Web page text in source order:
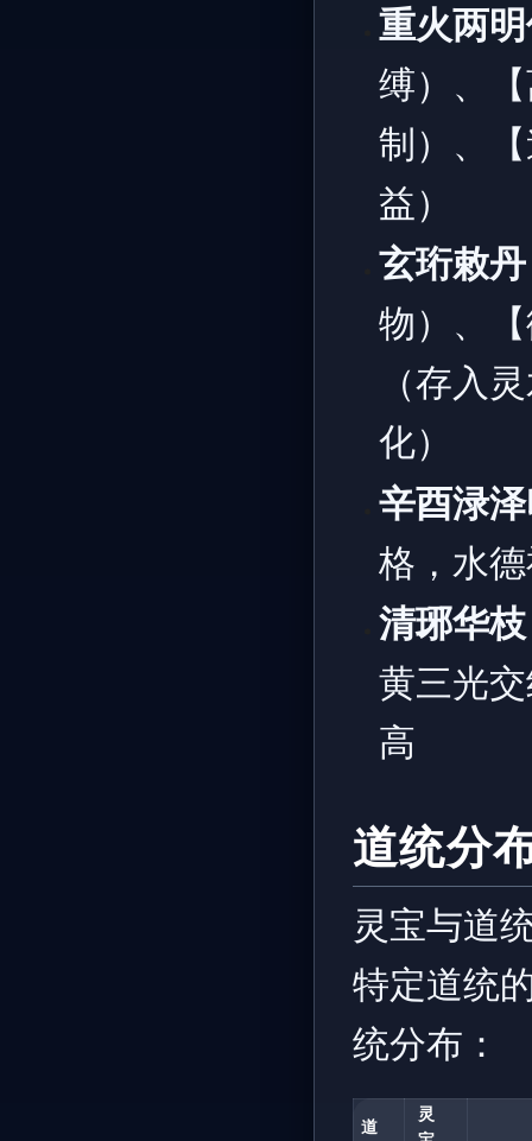
重火两
缚）、
制）、
益）
玄珩敕丹
物）、
（存入
化）
辛酉渌
格，水
清琊华枝
黄三光
高
道统分
灵宝与道
特定道统
统分布：
道
灵